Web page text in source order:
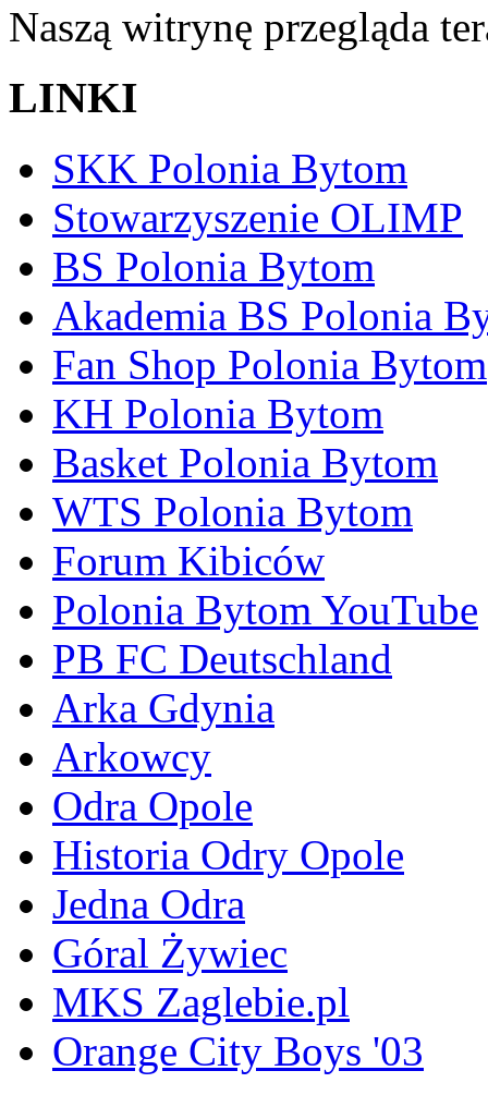
Naszą witrynę przegląda
LINKI
SKK Polonia Bytom
Stowarzyszenie OLIMP
BS Polonia Bytom
Akademia BS Polonia
Fan Shop Polonia Bytom
KH Polonia Bytom
Basket Polonia Bytom
WTS Polonia Bytom
Forum Kibiców
Polonia Bytom YouTube
PB FC Deutschland
Arka Gdynia
Arkowcy
Odra Opole
Historia Odry Opole
Jedna Odra
Góral Żywiec
MKS Zaglebie.pl
Orange City Boys '03